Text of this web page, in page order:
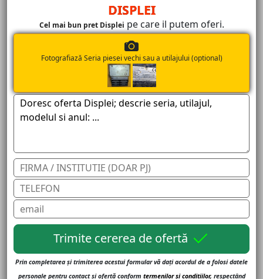
DISPLEI
Cel mai bun pret Displei pe care il putem oferi.
Fotografiază Seria piesei vechi sau a utilajului (optional)
Trimite cererea de ofertă
Prin completarea și trimiterea acestui formular vă dați acordul de a folosi datele
personale pentru contact și ofertă conform termenilor și conditiilor, respectând